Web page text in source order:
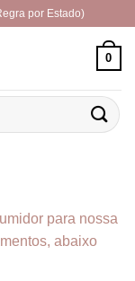
por Estado)
0
para nossa
abaixo